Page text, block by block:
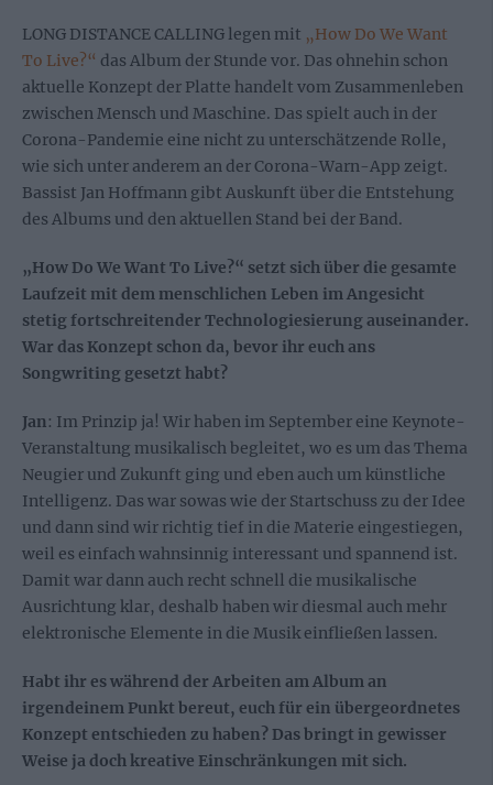
LONG DISTANCE CALLING legen mit „How Do We Want
To Live?“ das Album der Stunde vor. Das ohnehin schon
aktuelle Konzept der Platte handelt vom Zusammenleben
zwischen Mensch und Maschine. Das spielt auch in der
Corona-Pandemie eine nicht zu unterschätzende Rolle,
wie sich unter anderem an der Corona-Warn-App zeigt.
Bassist Jan Hoffmann gibt Auskunft über die Entstehung
des Albums und den aktuellen Stand bei der Band.
„How Do We Want To Live?“ setzt sich über die gesamte
Laufzeit mit dem menschlichen Leben im Angesicht
stetig fortschreitender Technologiesierung auseinander.
War das Konzept schon da, bevor ihr euch ans
Songwriting gesetzt habt?
Jan: Im Prinzip ja! Wir haben im September eine Keynote-
Veranstaltung musikalisch begleitet, wo es um das Thema
Neugier und Zukunft ging und eben auch um künstliche
Intelligenz. Das war sowas wie der Startschuss zu der Idee
und dann sind wir richtig tief in die Materie eingestiegen,
weil es einfach wahnsinnig interessant und spannend ist.
Damit war dann auch recht schnell die musikalische
Ausrichtung klar, deshalb haben wir diesmal auch mehr
elektronische Elemente in die Musik einfließen lassen.
Habt ihr es während der Arbeiten am Album an
irgendeinem Punkt bereut, euch für ein übergeordnetes
Konzept entschieden zu haben? Das bringt in gewisser
Weise ja doch kreative Einschränkungen mit sich.